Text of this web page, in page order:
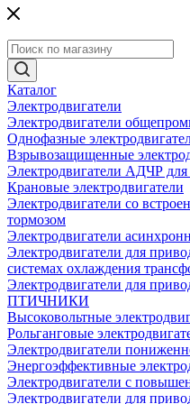
Каталог
Электродвигатели
Электродвигатели
Однофазные
Взрывозащищенные
Электродвигатели АДЧР для
Крановые электродвигатели
Электродвигатели со
тормозом
Электродвигатели
Электродвигатели для
системах охлаждения
Электродвигатели для
ПТИЧНИКИ
Высоковольтные
Рольганговые
Электродвигатели
Энергоэффективные
Электродвигатели с
Электродвигатели для